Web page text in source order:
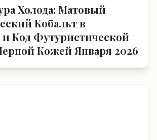
Холода: Матовый
Кобальт в
Код Футуристической
Кожей Января 2026